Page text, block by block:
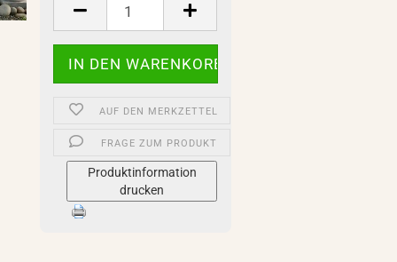
Stück
AUF DEN MERKZETTEL
FRAGE ZUM PRODUKT
Produktinformation
drucken